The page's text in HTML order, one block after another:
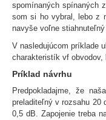
spomínaných spínaných
som si ho vybral, lebo z
navyše voľne
V nasledujúcom príklade
charakteristík vf obvodov,
Príklad návrhu
Predpokladajme, že
preladiteľný v rozsahu 20
0,5 dB. Zapojenie treba